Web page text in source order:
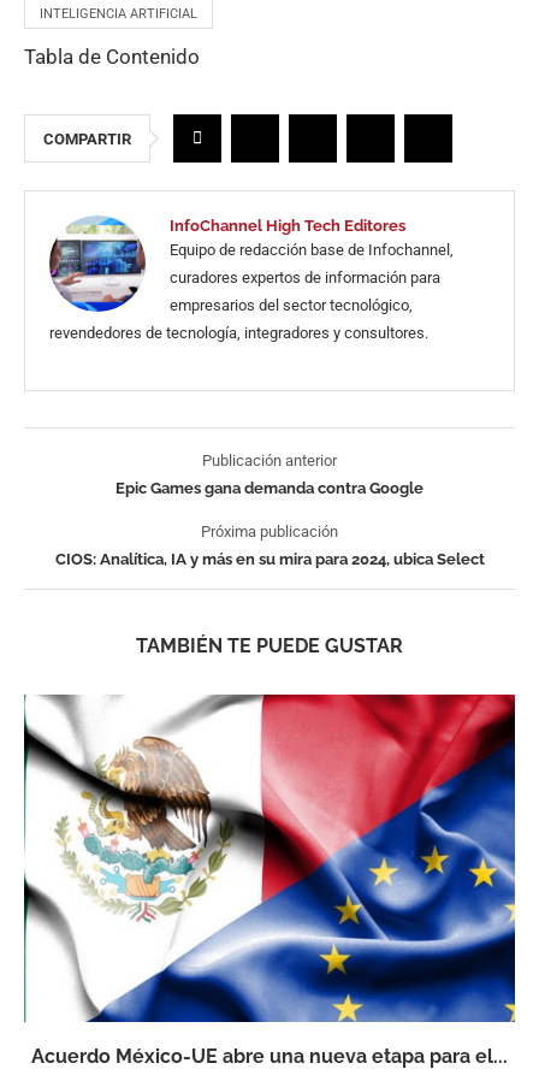
INTELIGENCIA ARTIFICIAL
Tabla de Contenido
COMPARTIR
InfoChannel High Tech Editores
Equipo de redacción base de Infochannel,
curadores expertos de información para
empresarios del sector tecnológico,
revendedores de tecnología, integradores y consultores.
Publicación anterior
Epic Games gana demanda contra Google
Próxima publicación
CIOS: Analítica, IA y más en su mira para 2024, ubica Select
TAMBIÉN TE PUEDE GUSTAR
Acuerdo México-UE abre una nueva etapa para el...